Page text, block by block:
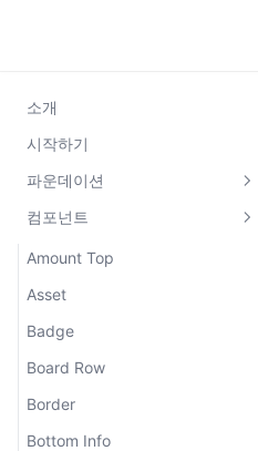
소개
시작하기
파운데이션
Colors
Typography
컴포넌트
Amount Top
Asset
Badge
Board Row
Border
Bottom Info